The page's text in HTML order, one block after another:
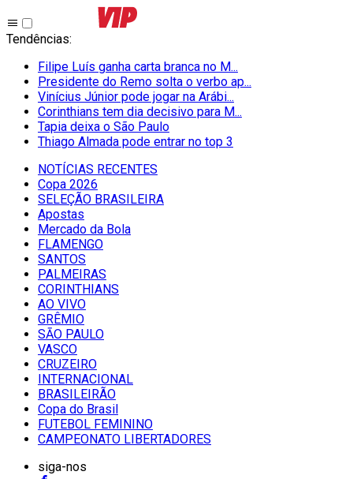
Tendências:
Filipe Luís ganha carta branca no M...
Presidente do Remo solta o verbo ap...
Vinícius Júnior pode jogar na Arábi...
Corinthians tem dia decisivo para M...
Tapia deixa o São Paulo
Thiago Almada pode entrar no top 3
NOTÍCIAS RECENTES
Copa 2026
SELEÇÃO BRASILEIRA
Apostas
Mercado da Bola
FLAMENGO
SANTOS
PALMEIRAS
CORINTHIANS
AO VIVO
GRÊMIO
SĀO PAULO
VASCO
CRUZEIRO
INTERNACIONAL
BRASILEIRÃO
Copa do Brasil
FUTEBOL FEMININO
CAMPEONATO LIBERTADORES
siga-nos